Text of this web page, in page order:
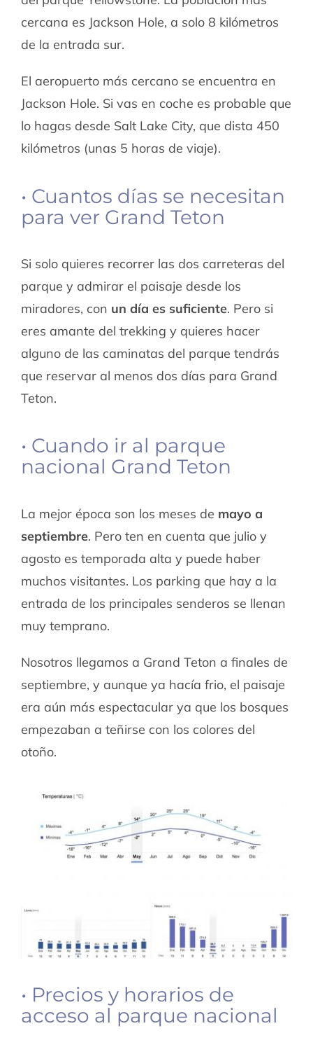
cercana es Jackson Hole, a solo 8 kilómetros
de la entrada sur.
El aeropuerto más cercano se encuentra en
Jackson Hole. Si vas en coche es probable que
lo hagas desde Salt Lake City, que dista 450
kilómetros (unas 5 horas de viaje).
• Cuantos días se necesitan
para ver Grand Teton
Si solo quieres recorrer las dos carreteras del
parque y admirar el paisaje desde los
miradores, con un día es suficiente. Pero si
eres amante del trekking y quieres hacer
alguno de las caminatas del parque tendrás
que reservar al menos dos días para Grand
Teton.
• Cuando ir al parque
nacional Grand Teton
La mejor época son los meses de mayo a
septiembre. Pero ten en cuenta que julio y
agosto es temporada alta y puede haber
muchos visitantes. Los parking que hay a la
entrada de los principales senderos se llenan
muy temprano.
Nosotros llegamos a Grand Teton a finales de
septiembre, y aunque ya hacía frio, el paisaje
era aún más espectacular ya que los bosques
empezaban a teñirse con los colores del
otoño.
• Precios y horarios de
acceso al parque nacional